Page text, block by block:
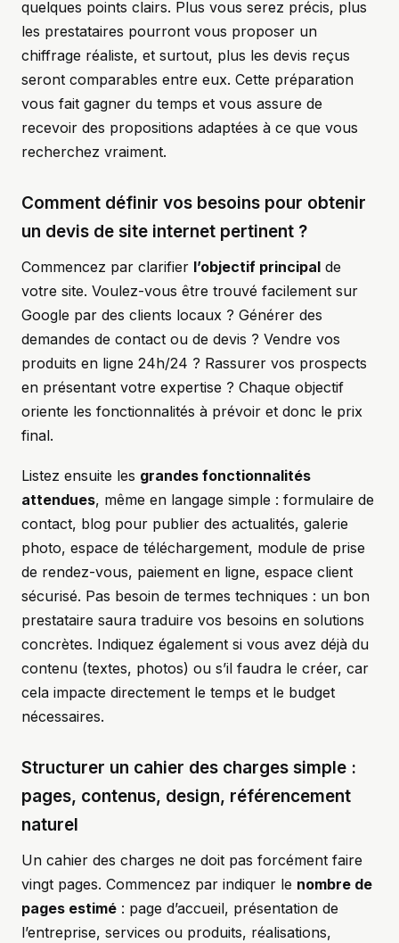
quelques points clairs. Plus vous serez précis, plus
les prestataires pourront vous proposer un
chiffrage réaliste, et surtout, plus les devis reçus
seront comparables entre eux. Cette préparation
vous fait gagner du temps et vous assure de
recevoir des propositions adaptées à ce que vous
recherchez vraiment.
Comment définir vos besoins pour obtenir
un devis de site internet pertinent ?
Commencez par clarifier l’objectif principal de
votre site. Voulez-vous être trouvé facilement sur
Google par des clients locaux ? Générer des
demandes de contact ou de devis ? Vendre vos
produits en ligne 24h/24 ? Rassurer vos prospects
en présentant votre expertise ? Chaque objectif
oriente les fonctionnalités à prévoir et donc le prix
final.
Listez ensuite les grandes fonctionnalités
attendues, même en langage simple : formulaire de
contact, blog pour publier des actualités, galerie
photo, espace de téléchargement, module de prise
de rendez-vous, paiement en ligne, espace client
sécurisé. Pas besoin de termes techniques : un bon
prestataire saura traduire vos besoins en solutions
concrètes. Indiquez également si vous avez déjà du
contenu (textes, photos) ou s’il faudra le créer, car
cela impacte directement le temps et le budget
nécessaires.
Structurer un cahier des charges simple :
pages, contenus, design, référencement
naturel
Un cahier des charges ne doit pas forcément faire
vingt pages. Commencez par indiquer le nombre de
pages estimé : page d’accueil, présentation de
l’entreprise, services ou produits, réalisations,